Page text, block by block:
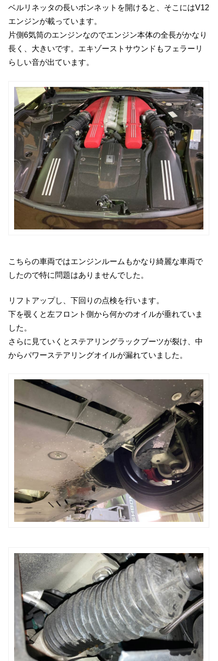
ベルリネッタの長いボンネットを開けると、そこにはV12
エンジンが載っています。
片側6気筒のエンジンなのでエンジン本体の全長がかなり
長く、大きいです。エキゾーストサウンドもフェラーリ
らしい音が出ています。
こちらの車両ではエンジンルームもかなり綺麗な車両で
したので特に問題はありませんでした。
リフトアップし、下回りの点検を行います。
下を覗くと左フロント側から何かのオイルが垂れていま
した。
さらに見ていくとステアリングラックブーツが裂け、中
からパワーステアリングオイルが漏れていました。